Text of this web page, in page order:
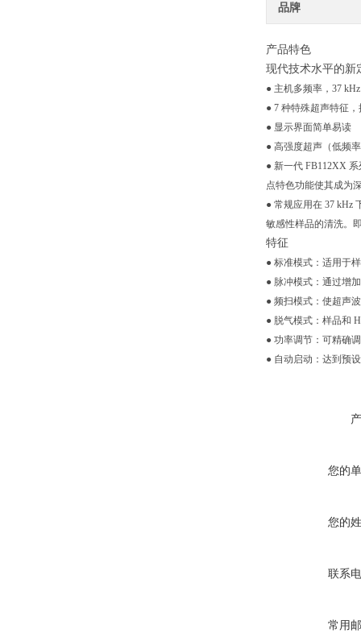
品牌
产品特色
现代技术水平的新
● 主机多频率，37
● 7 种特殊超声特征
● 显示界面简单易读
● 高强度超声（低频
● 新一代 FB112XX
点特色功能使其成为
● 常规应用在 37 kHz
敏感性样品的清洗。
特征
● 标准模式：适用于
● 脉冲模式：通过增
● 频扫模式：使超声
● 脱气模式：样品和
● 功率调节：可精确
● 自动启动：达到预
您的
您的
联系
常用